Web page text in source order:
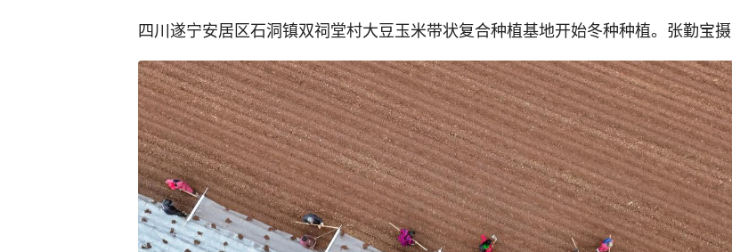
四川遂宁安居区石洞镇双祠堂村大豆玉米带状复合种植基地开始冬种种植。张勤宝摄